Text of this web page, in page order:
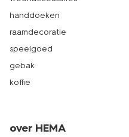
handdoeken
raamdecoratie
speelgoed
gebak
koffie
over HEMA